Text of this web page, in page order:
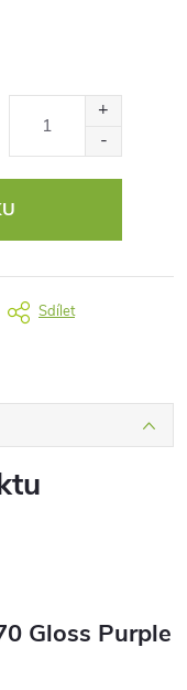
Sdílet
Gloss Purple